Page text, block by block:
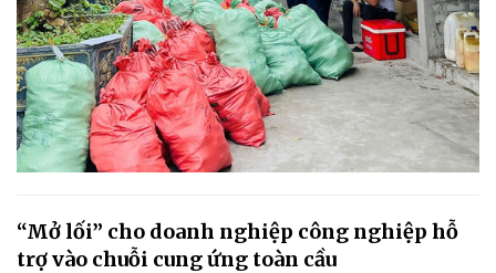
“Mở lối” cho doanh nghiệp công nghiệp hỗ
trợ vào chuỗi cung ứng toàn cầu